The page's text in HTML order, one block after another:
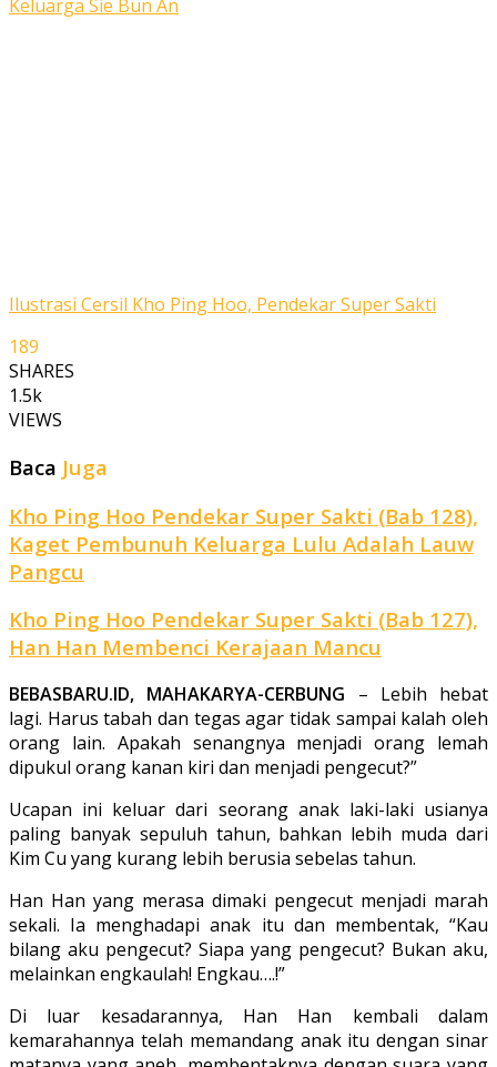
Ilustrasi Cersil Kho Ping Hoo, Pendekar Super Sakti
189
SHARES
1.5k
VIEWS
Baca Juga
Kho Ping Hoo Pendekar Super Sakti (Bab 128),
Kaget Pembunuh Keluarga Lulu Adalah Lauw
Pangcu
Kho Ping Hoo Pendekar Super Sakti (Bab 127),
Han Han Membenci Kerajaan Mancu
BEBASBARU.ID, MAHAKARYA-CERBUNG – Lebih hebat
lagi. Harus tabah dan tegas agar tidak sampai kalah oleh
orang lain. Apakah senangnya menjadi orang lemah
dipukul orang kanan kiri dan menjadi pengecut?”
Ucapan ini keluar dari se­orang anak laki-laki usianya
paling ba­nyak sepuluh tahun, bahkan lebih muda dari
Kim Cu yang kurang lebih berusia sebelas tahun.
Han Han yang merasa dimaki penge­cut menjadi marah
sekali. Ia menghadapi anak itu dan membentak, “Kau
bilang aku pengecut? Siapa yang pengecut? Bukan aku,
melainkan engkaulah! Engkau….!”
Di luar kesadarannya, Han Han kembali dalam
kemarahannya telah memandang anak itu dengan sinar